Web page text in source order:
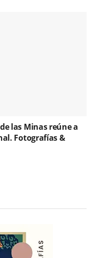
las Minas reúne a
Fotografías &